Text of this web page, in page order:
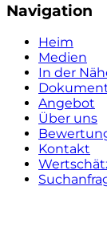
Navigation
Heim
Medien
In der
Angebot
Über uns
Kontakt